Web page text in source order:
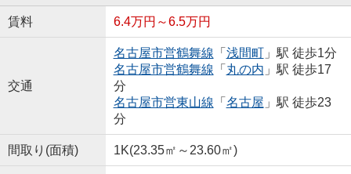
賃料 6.4万円～6.5万円
交通
名古屋市営鶴舞線 「 浅間町」駅 徒歩1分
名古屋市営鶴舞線 「 丸の内 」駅 徒歩17
分
名古屋市営東山線 「 名古屋 」駅 徒歩23
分
間取り(面積) 1K(23.35㎡～23.60㎡)